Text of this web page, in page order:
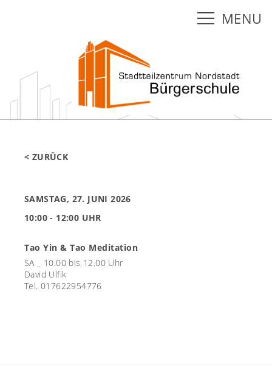
< ZURÜCK
SAMSTAG, 27. JUNI 2026
10:00 - 12:00 UHR
Tao Yin & Tao Meditation
SA _ 10.00 bis 12.00 Uhr
David Ulfik
Tel. 017622954776
MENU